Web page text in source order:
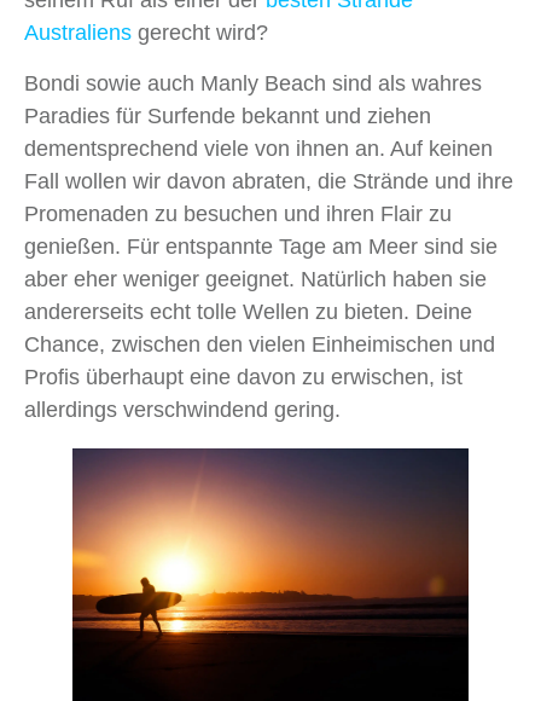
Australiens gerecht wird?
Bondi sowie auch Manly Beach sind als wahres
Paradies für Surfende bekannt und ziehen
dementsprechend viele von ihnen an. Auf keinen
Fall wollen wir davon abraten, die Strände und ihre
Promenaden zu besuchen und ihren Flair zu
genießen. Für entspannte Tage am Meer sind sie
aber eher weniger geeignet. Natürlich haben sie
andererseits echt tolle Wellen zu bieten. Deine
Chance, zwischen den vielen Einheimischen und
Profis überhaupt eine davon zu erwischen, ist
allerdings verschwindend gering.